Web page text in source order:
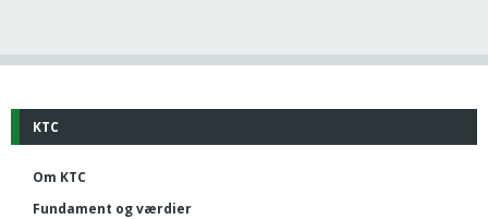
KTC
Om KTC
Fundament og værdier